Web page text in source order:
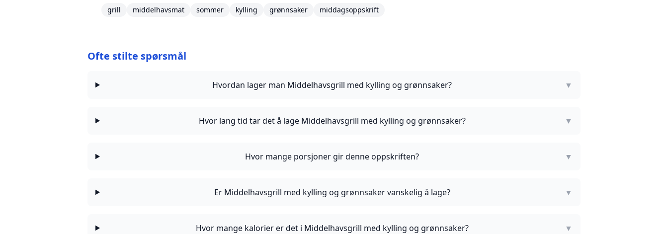
grill middelhavsmat sommer kylling grønnsaker middagsoppskrift
Ofte stilte spørsmål
Hvordan lager man Middelhavsgrill med kylling og grønnsaker? ▼
Hvor lang tid tar det å lage Middelhavsgrill med kylling og grønnsaker? ▼
Hvor mange porsjoner gir denne oppskriften? ▼
Er Middelhavsgrill med kylling og grønnsaker vanskelig å lage? ▼
Hvor mange kalorier er det i Middelhavsgrill med kylling og grønnsaker? ▼